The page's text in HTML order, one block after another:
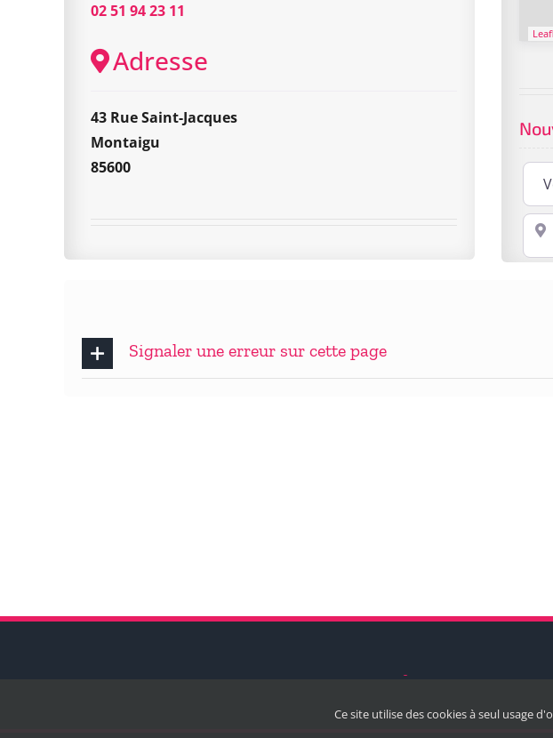
02 51 94 23 11
Adresse
43 Rue Saint-Jacques
Montaigu
85600
Signaler une erreur sur cette page
Ce site utilise des cookies à seul usage